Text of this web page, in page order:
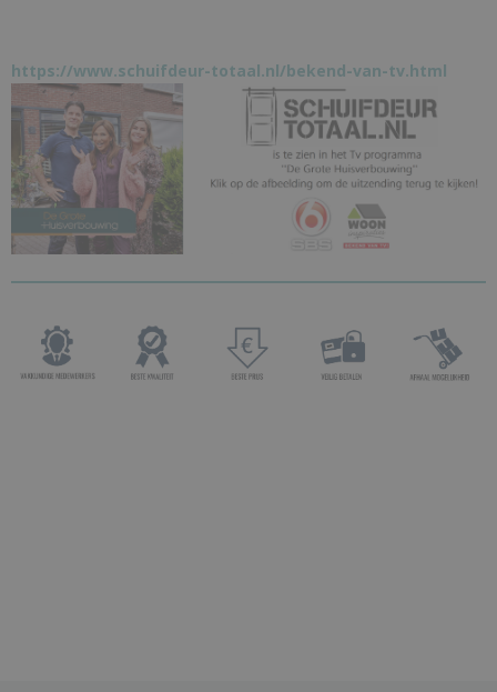
https://www.schuifdeur-totaal.nl/bekend-van-tv.html